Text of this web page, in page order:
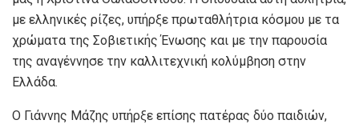
με ελληνικές ρίζες, υπήρξε πρωταθλήτρια κόσμου με τα
χρώματα της Σοβιετικής Ένωσης και με την παρουσία
της αναγέννησε την καλλιτεχνική κολύμβηση στην
Ελλάδα.
Ο Γιάννης Μάζης υπήρξε επίσης πατέρας δύο παιδιών,